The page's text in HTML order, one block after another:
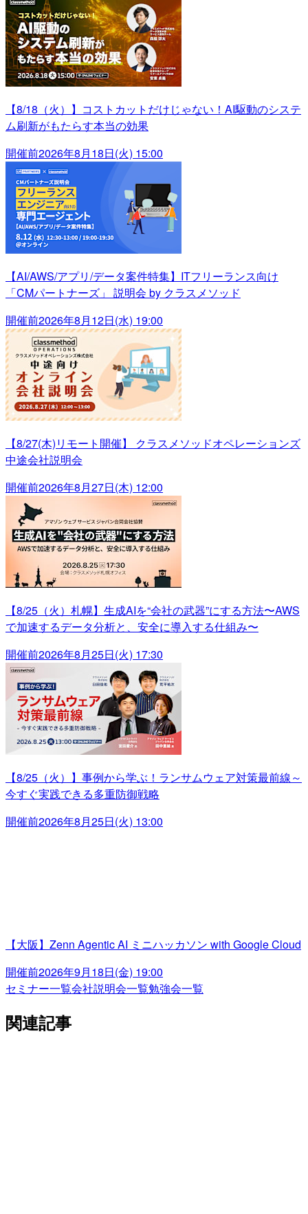
【8/18（火）】コストカットだけじゃない！AI駆動のシステ
ム刷新がもたらす本当の効果
開催前2026年8月18日(火) 15:00
【AI/AWS/アプリ/データ案件特集】ITフリーランス向け
「CMパートナーズ」 説明会 by クラスメソッド
開催前2026年8月12日(水) 19:00
【8/27(木)リモート開催】 クラスメソッドオペレーションズ
中途会社説明会
開催前2026年8月27日(木) 12:00
【8/25（火）札幌】生成AIを“会社の武器”にする方法〜AWS
で加速するデータ分析と、安全に導入する仕組み〜
開催前2026年8月25日(火) 17:30
【8/25（火）】事例から学ぶ！ランサムウェア対策最前線～
今すぐ実践できる多重防御戦略
開催前2026年8月25日(火) 13:00
【大阪】Zenn Agentic AI ミニハッカソン with Google Cloud
開催前2026年9月18日(金) 19:00
セミナー一覧会社説明会一覧勉強会一覧
関連記事